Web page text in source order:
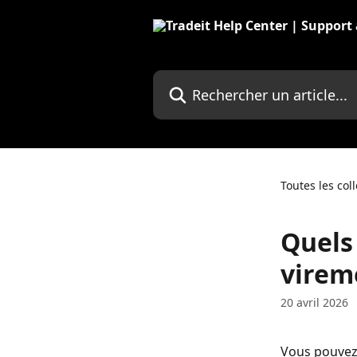
Rechercher un article...
Toutes les
20 avril 2026
Vous